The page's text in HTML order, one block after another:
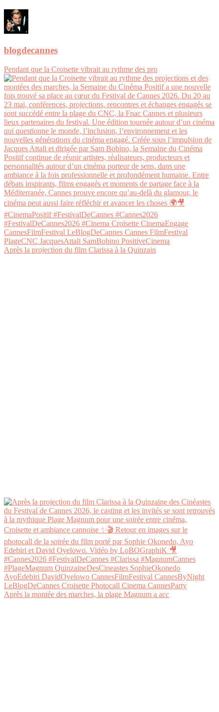
blogdecannes
Pendant que la Croisette vibrait au rythme des pro
Après la projection du film Clarissa à la Quinzain
Après la montée des marches, la plage Magnum a acc